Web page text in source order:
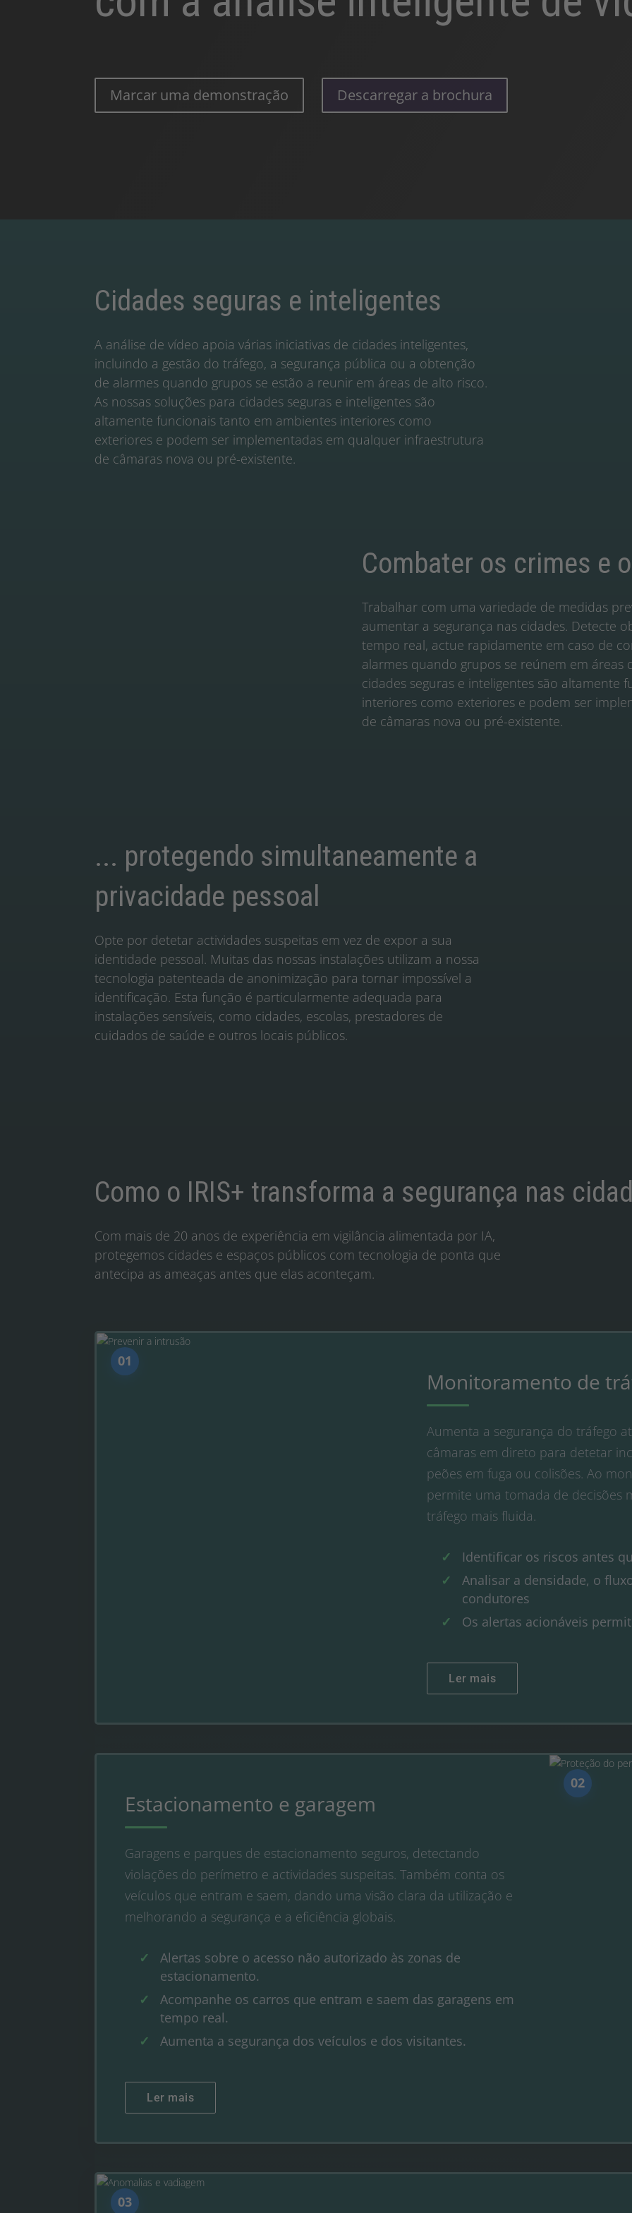
Marcar uma demonstração Descarregar a brochura
Cidades seguras e inteligentes
A análise de vídeo apoia várias iniciativas de cidades inteligentes,
incluindo a gestão do tráfego, a segurança pública ou a obtenção
de alarmes quando grupos se estão a reunir em áreas de alto risco.
As nossas soluções para cidades seguras e inteligentes são
altamente funcionais tanto em ambientes interiores como
exteriores e podem ser implementadas em qualquer infraestrutura
de câmaras nova ou pré-existente.
Combater os crimes e
Trabalhar com uma variedade de medidas
aumentar a segurança nas cidades. Detecte
tempo real, actue rapidamente em caso de
alarmes quando grupos se reúnem em áreas
cidades seguras e inteligentes são altamente
interiores como exteriores e podem ser
de câmaras nova ou pré-existente.
... protegendo simultaneamente a
privacidade pessoal
Opte por detetar actividades suspeitas em vez de expor a sua
identidade pessoal. Muitas das nossas instalações utilizam a nossa
tecnologia patenteada de anonimização para tornar impossível a
identificação. Esta função é particularmente adequada para
instalações sensíveis, como cidades, escolas, prestadores de
cuidados de saúde e outros locais públicos.
Como o IRIS+ transforma a segurança nas
Com mais de 20 anos de experiência em vigilância alimentada por IA,
protegemos cidades e espaços públicos com tecnologia de ponta que
antecipa as ameaças antes que elas aconteçam.
01
Monitoramento de
Aumenta a segurança do tráfego
câmaras em direto para detetar
peões em fuga ou colisões. Ao
permite uma tomada de decisões
tráfego mais fluida.
Identificar os riscos antes
Analisar a densidade, o
condutores
Os alertas acionáveis
Ler mais
02
Estacionamento e garagem
Garagens e parques de estacionamento seguros, detectando
violações do perímetro e actividades suspeitas. Também conta os
veículos que entram e saem, dando uma visão clara da utilização e
melhorando a segurança e a eficiência globais.
Alertas sobre o acesso não autorizado às zonas de
estacionamento.
Acompanhe os carros que entram e saem das garagens em
tempo real.
Aumenta a segurança dos veículos e dos visitantes.
Ler mais
03